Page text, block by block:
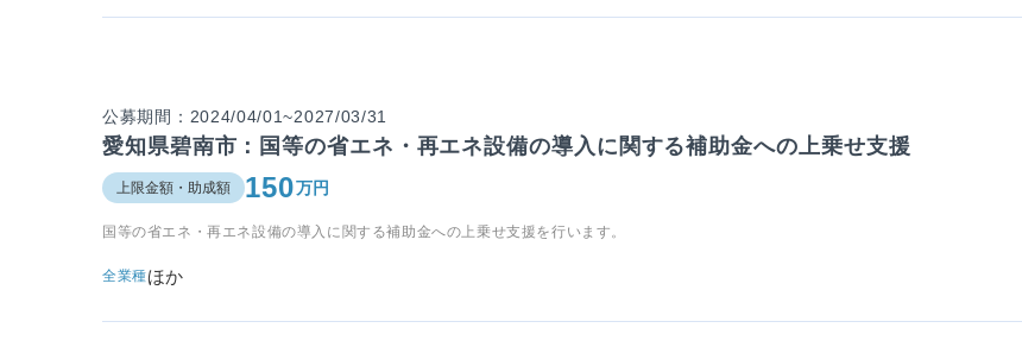
公募期間：2024/04/01~2027/03/31
愛知県碧南市：国等の省エネ・再エネ設備の導入に関する補助金への上乗せ支援
上限金額・助成額 150万円
国等の省エネ・再エネ設備の導入に関する補助金への上乗せ支援を行います。
全業種ほか